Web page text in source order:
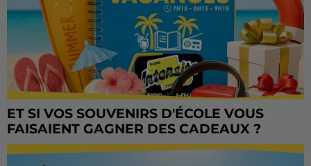
ET SI VOS SOUVENIRS D'ÉCOLE VOUS
FAISAIENT GAGNER DES CADEAUX ?